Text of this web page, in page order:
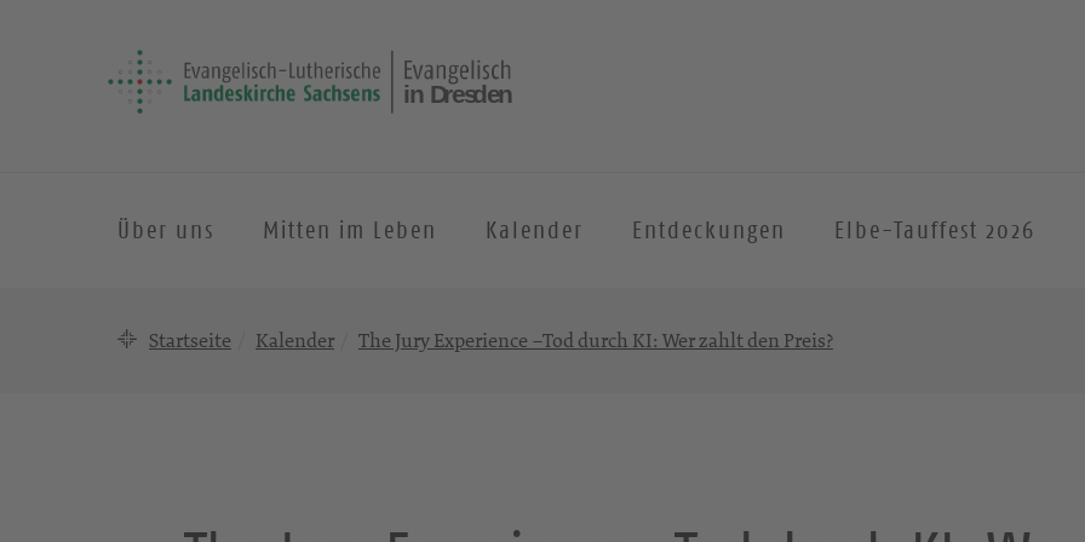
Über uns Mitten im Leben Kalender Entdeckungen Elbe-Tauffest 2026
Startseite Kalender The Jury Experience –Tod durch KI: Wer zahlt den Preis?